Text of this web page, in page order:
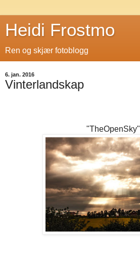
Heidi Frostmo
Ren og skjær fotoblogg
6. jan. 2016
Vinterlandskap
"TheOpenSky"